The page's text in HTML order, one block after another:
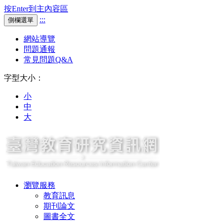
按Enter到主內容區
側欄選單 :::
網站導覽
問題通報
常見問題Q&A
字型大小：
小
中
大
瀏覽服務
教育訊息
期刊論文
圖書全文